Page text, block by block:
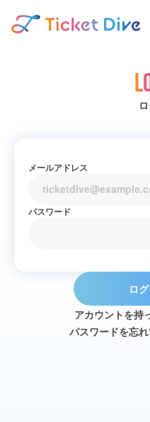
メールアドレス
パスワード
ロ
アカウントを持
パスワードを忘